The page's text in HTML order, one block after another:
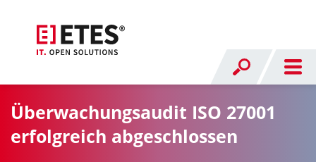
Überwachungsaudit ISO 27001
erfolgreich abgeschlossen